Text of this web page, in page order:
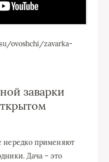
ovoshchi/zavarka-
заварки
нередко применяют
Дача – это